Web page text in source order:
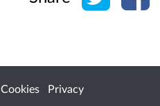
Cookies
Privacy